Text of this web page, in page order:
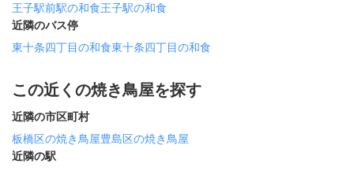
王子駅前駅の和食王子駅の和食
近隣のバス停
東十条四丁目の和食東十条四丁目の和食
この近くの焼き鳥屋を探す
近隣の市区町村
板橋区の焼き鳥屋豊島区の焼き鳥屋
近隣の駅